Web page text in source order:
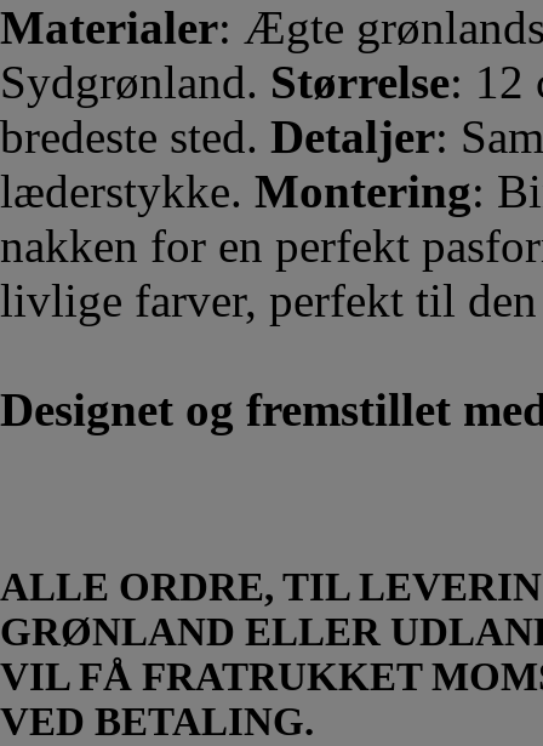
Materialer: Ægte
Sydgrønland. Størrelse: 12
bredeste sted. Detaljer:
læderstykke. Montering:
nakken for en perfekt
livlige farver, perfekt til
Designet og fremstillet
ALLE ORDRE, TIL
GRØNLAND ELLER
VIL FÅ FRATRUKKET
VED BETALING.